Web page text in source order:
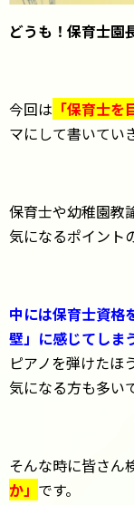
どうも！保育士園
今回は 「保育士
マにして書いてい
保育士や幼稚園教
気になるポイント
中には保育士資格
壁」に感じてしま
ピアノを弾けたほ
気になる方も多い
そんな時に皆さん
か」 です。